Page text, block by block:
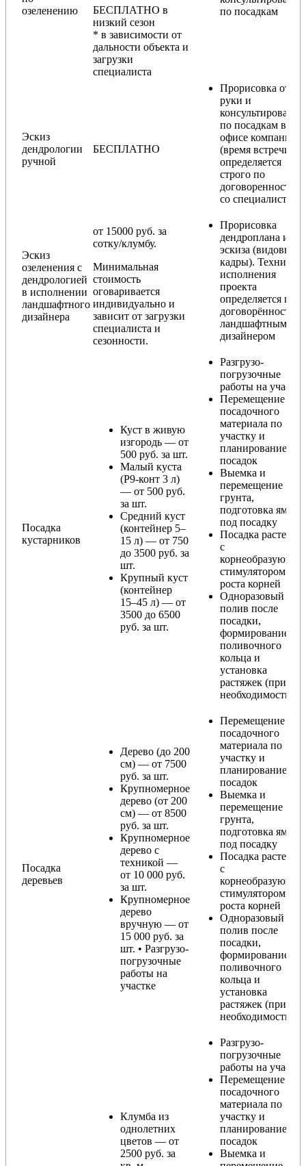
озеленению
БЕСПЛАТНО в
низкий сезон
* в зависимости от
дальности объекта и
загрузки
специалиста
по посадкам
Эскиз
дендрологии
ручной
БЕСПЛАТНО
Прорисовка от
руки и
консультирование
по посадкам в
офисе компании
(время встречи
определяется
строго по
договоренности
со специалистом)
Эскиз
озеленения с
дендрологией
в исполнении
ландшафтного
дизайнера
от 15000 руб. за
сотку/клумбу.
Минимальная
стоимость
оговаривается
индивидуально и
зависит от загрузки
специалиста и
сезонности.
Прорисовка
дендроплана и
эскиза (видовые
кадры). Техника
исполнения
проекта
определяется по
договорённости с
ландшафтным
дизайнером
Посадка
кустарников
Куст в живую
изгородь — от
500 руб. за шт.
Малый куста
(Р9-конт 3 л)
— от 500 руб.
за шт.
Средний куст
(контейнер 5–
15 л) — от 750
до 3500 руб. за
шт.
Крупный куст
(контейнер
15–45 л) — от
3500 до 6500
руб. за шт.
Разгрузо-
погрузочные
работы на участке
Перемещение
посадочного
материала по
участку и
планирование
посадок
Выемка и
перемещение
грунта,
подготовка ямы
под посадку
Посадка растения
с
корнеобразующим
стимулятором
роста корней
Одноразовый
полив после
посадки,
формирование
поливочного
кольца и
установка
растяжек (при
необходимости)
Посадка
деревьев
Дерево (до 200
см) — от 7500
руб. за шт.
Крупномерное
дерево (от 200
см) — от 8500
руб. за шт.
Крупномерное
дерево с
техникой —
от 10 000 руб.
за шт.
Крупномерное
дерево
вручную — от
15 000 руб. за
шт. • Разгрузо-
погрузочные
работы на
участке
Перемещение
посадочного
материала по
участку и
планирование
посадок
Выемка и
перемещение
грунта,
подготовка ямы
под посадку
Посадка растения
с
корнеобразующим
стимулятором
роста корней
Одноразовый
полив после
посадки,
формирование
поливочного
кольца и
установка
растяжек (при
необходимости)
Клумба из
однолетних
цветов — от
2500 руб. за
Разгрузо-
погрузочные
работы на участке
Перемещение
посадочного
материала по
участку и
планирование
посадок
Выемка и